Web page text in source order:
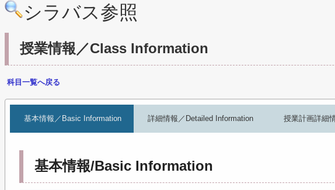
シラバス参照
授業情報／Class Information
科目一覧へ戻る
基本情報／Basic Information 詳細情報／Detailed Information 授業計画詳細
基本情報/Basic Information